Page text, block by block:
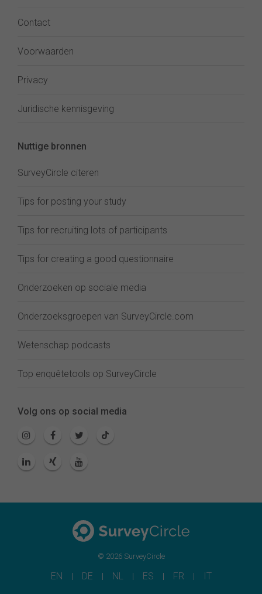
Contact
Voorwaarden
Privacy
Juridische kennisgeving
Nuttige bronnen
SurveyCircle citeren
Tips for posting your study
Tips for recruiting lots of participants
Tips for creating a good questionnaire
Onderzoeken op sociale media
Onderzoeksgroepen van SurveyCircle.com
Wetenschap podcasts
Top enquêtetools op SurveyCircle
Volg ons op social media
© 2026 SurveyCircle
EN DE NL ES FR IT